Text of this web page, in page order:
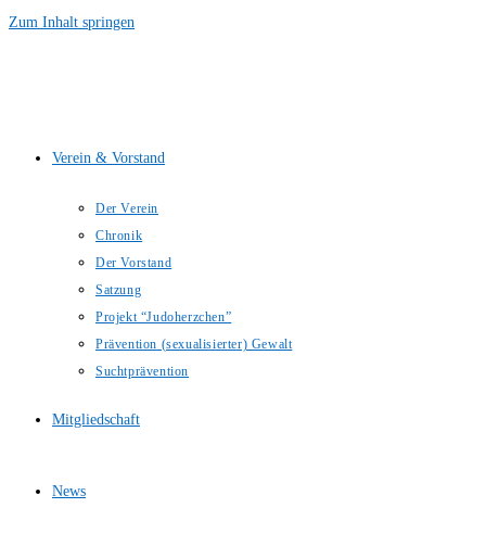
Zum Inhalt springen
Verein & Vorstand
Der Verein
Chronik
Der Vorstand
Satzung
Projekt “Judoherzchen”
Prävention (sexualisierter) Gewalt
Suchtprävention
Mitgliedschaft
News